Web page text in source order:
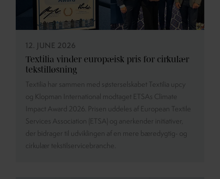
12. JUNE 2026
Textilia vinder europæisk pris for cirkulær
tekstilløsning
Textilia har sammen med søsterselskabet Textilia upcy
og Klopman International modtaget ETSAs Climate
Impact Award 2026. Prisen uddeles af European Textile
Services Association (ETSA) og anerkender initiativer,
der bidrager til udviklingen af en mere bæredygtig- og
cirkulær tekstilservicebranche.